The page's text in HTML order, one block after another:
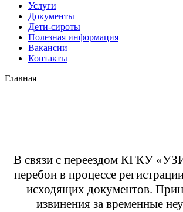
Услуги
Документы
Дети-сироты
Полезная информация
Вакансии
Контакты
Главная
В связи с переездом КГКУ
перебои в процессе
исходящих документов.
извинения за временные